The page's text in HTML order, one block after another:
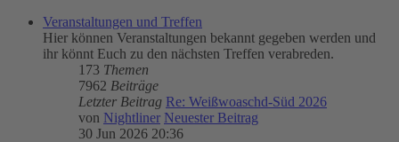
Veranstaltungen und Treffen
Hier können Veranstaltungen bekannt gegeben werden und
ihr könnt Euch zu den nächsten Treffen verabreden.
173 Themen
7962 Beiträge
Letzter Beitrag Re: Weißwoaschd-Süd 2026
von Nightliner Neuester Beitrag
30 Jun 2026 20:36